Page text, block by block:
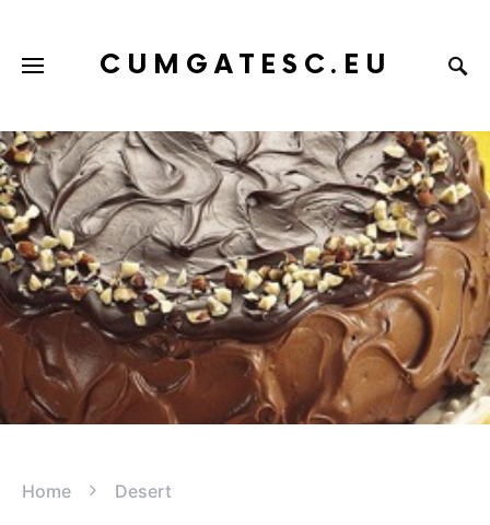
CUMGATESC.EU
Home Desert